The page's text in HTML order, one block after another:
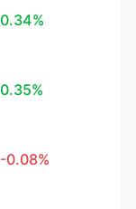
0.34%
0.35%
-0.08%